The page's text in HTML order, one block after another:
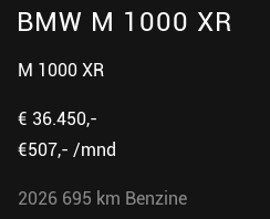
BMW M 1000 XR
M 1000 XR
€ 36.450,-
€507,- /mnd
2026 695 km Benzine